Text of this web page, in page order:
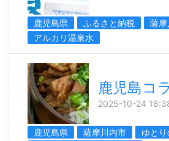
鹿児島県 ふるさと納税
薩
アルカリ温泉水
鹿児島コ
2025-10-24
鹿児島県 薩摩川内市
ゆと